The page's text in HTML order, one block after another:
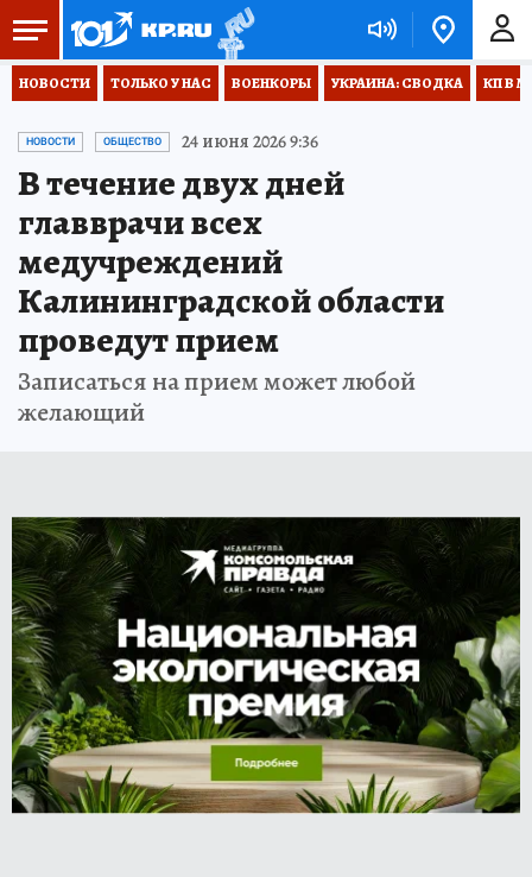
НОВОСТИ ТОЛЬКО У НАС ВОЕНКОРЫ УКРАИНА: СВОДКА КП В
НОВОСТИ ОБЩЕСТВО 24 июня 2026 9:36
В течение двух дней
главврачи всех
медучреждений
Калининградской области
проведут прием
Записаться на прием может любой
желающий